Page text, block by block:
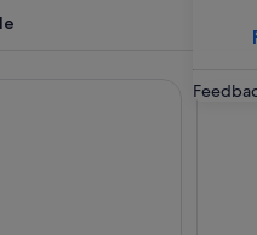
La